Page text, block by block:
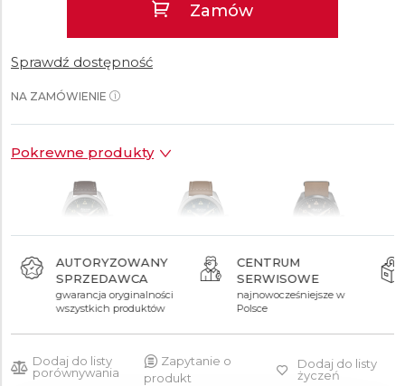
Zamów
Sprawdź dostępność
NA ZAMÓWIENIE
Pokrewne produkty
6 190 zł 6 690 zł
AUTORYZOWANY
SPRZEDAWCA
gwarancja oryginalności
wszystkich produktów
CENTRUM
SERWISOWE
najnowocześniejsze w
Polsce
Dodaj do listy
porównywania
Zapytanie o
produkt
Dodaj do listy
życzeń